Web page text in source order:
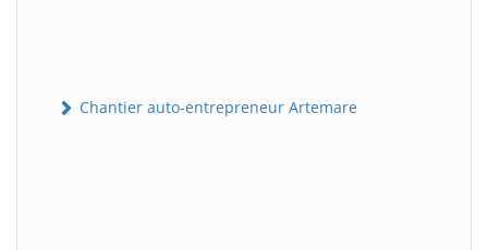
Chantier auto-entrepreneur Artemare